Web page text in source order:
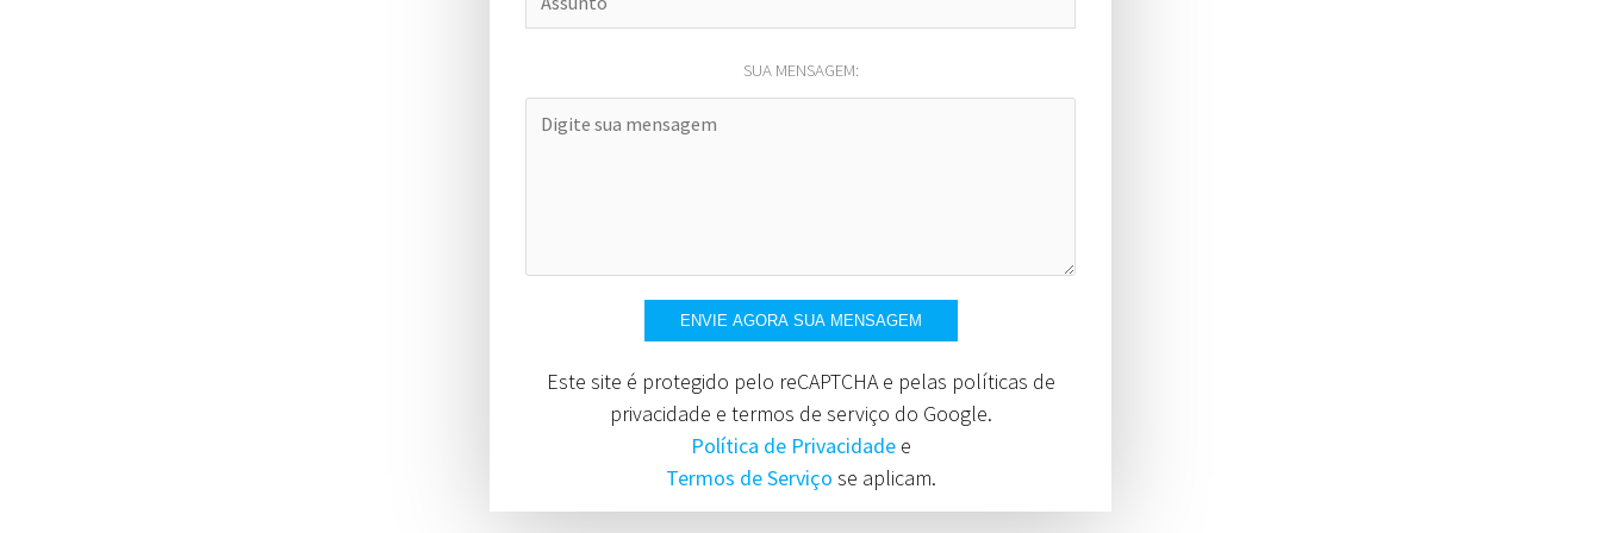
SUA MENSAGEM:
Este site é protegido pelo reCAPTCHA e pelas políticas de
privacidade e termos de serviço do Google.
Política de Privacidadee
Termos de Serviço se aplicam.